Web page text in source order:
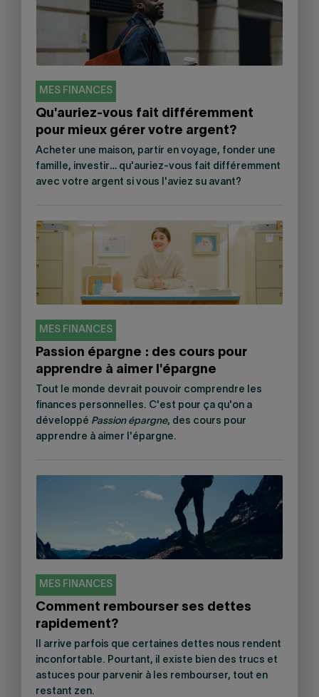
MES FINANCES
Qu'auriez-vous fait différemment
pour mieux gérer votre argent?
Acheter une maison, partir en voyage, fonder une
famille, investir… qu'auriez-vous fait différemment
avec votre argent si vous l'aviez su avant?
MES FINANCES
Passion épargne : des cours pour
apprendre à aimer l'épargne
Tout le monde devrait pouvoir comprendre les
finances personnelles. C'est pour ça qu'on a
développé Passion épargne, des cours pour
apprendre à aimer l'épargne.
MES FINANCES
Comment rembourser ses dettes
rapidement?
Il arrive parfois que certaines dettes nous rendent
inconfortable. Pourtant, il existe bien des trucs et
astuces pour parvenir à les rembourser, tout en
restant zen.